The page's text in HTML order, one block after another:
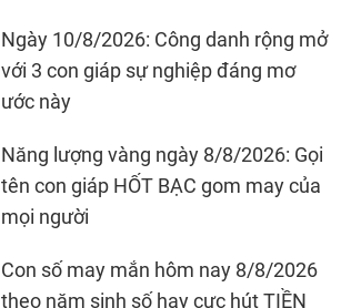
Ngày 10/8/2026: Công danh rộng mở
với 3 con giáp sự nghiệp đáng mơ
ước này
Năng lượng vàng ngày 8/8/2026: Gọi
tên con giáp HỐT BẠC gom may của
mọi người
Con số may mắn hôm nay 8/8/2026
theo năm sinh số hay cực hút TIỀN